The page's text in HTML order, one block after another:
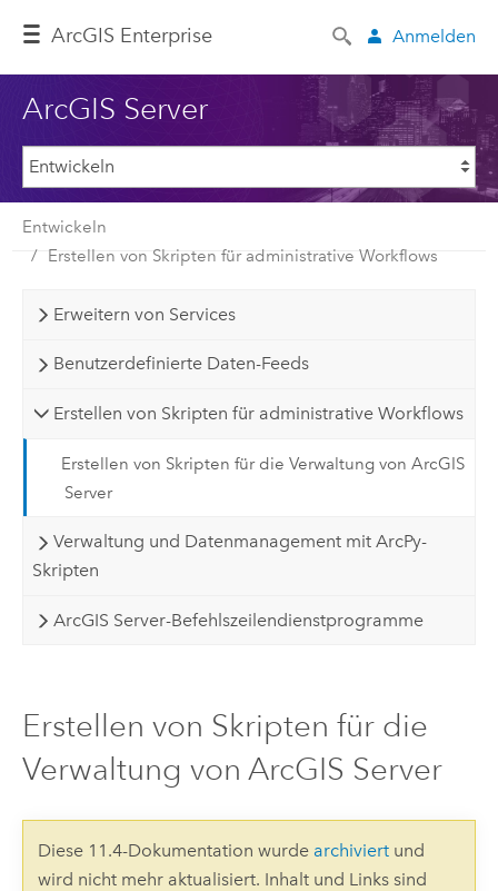
ArcGIS Enterprise Anmelden
ArcGIS Server
Entwickeln
Erstellen von Skripten für administrative Workflows
Erweitern von Services
Benutzerdefinierte Daten-Feeds
Erstellen von Skripten für administrative Workflows
Erstellen von Skripten für die Verwaltung von ArcGIS
Server
Verwaltung und Datenmanagement mit ArcPy-
Skripten
ArcGIS Server-Befehlszeilendienstprogramme
Erstellen von Skripten für die
Verwaltung von ArcGIS Server
Diese 11.4-Dokumentation wurde archiviertund
wird nicht mehr aktualisiert. Inhalt und Links sind